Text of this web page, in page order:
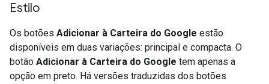
Estilo
Os botões Adicionar à Carteira do Google estão
disponíveis em duas variações: principal e compacta. O
botão Adicionar à Carteira do Google tem apenas a
opção em preto. Há versões traduzidas dos botões